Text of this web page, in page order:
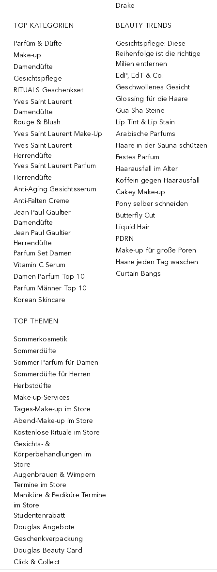
Drake
TOP KATEGORIEN
Parfüm & Düfte
Make-up
Damendüfte
Gesichtspflege
RITUALS Geschenkset
Yves Saint Laurent
Damendüfte
Rouge & Blush
Yves Saint Laurent Make-Up
Yves Saint Laurent
Herrendüfte
Yves Saint Laurent Parfum
Herrendüfte
Anti-Aging Gesichtsserum
Anti-Falten Creme
Jean Paul Gaultier
Damendüfte
Jean Paul Gaultier
Herrendüfte
Parfum Set Damen
Vitamin C Serum
Damen Parfum Top 10
Parfum Männer Top 10
Korean Skincare
BEAUTY TRENDS
Gesichtspflege: Diese
Reihenfolge ist die richtige
Milien entfernen
EdP, EdT & Co.
Geschwollenes Gesicht
Glossing für die Haare
Gua Sha Steine
Lip Tint & Lip Stain
Arabische Parfums
Haare in der Sauna schützen
Festes Parfum
Haarausfall im Alter
Koffein gegen Haarausfall
Cakey Make-up
Pony selber schneiden
Butterfly Cut
Liquid Hair
PDRN
Make-up für große Poren
Haare jeden Tag waschen
Curtain Bangs
TOP THEMEN
Sommerkosmetik
Sommerdüfte
Sommer Parfum für Damen
Sommerdüfte für Herren
Herbstdüfte
Make-up-Services
Tages-Make-up im Store
Abend-Make-up im Store
Kostenlose Rituale im Store
Gesichts- &
Körperbehandlungen im
Store
Augenbrauen & Wimpern
Termine im Store
Maniküre & Pediküre Termine
im Store
Studentenrabatt
Douglas Angebote
Geschenkverpackung
Douglas Beauty Card
Click & Collect